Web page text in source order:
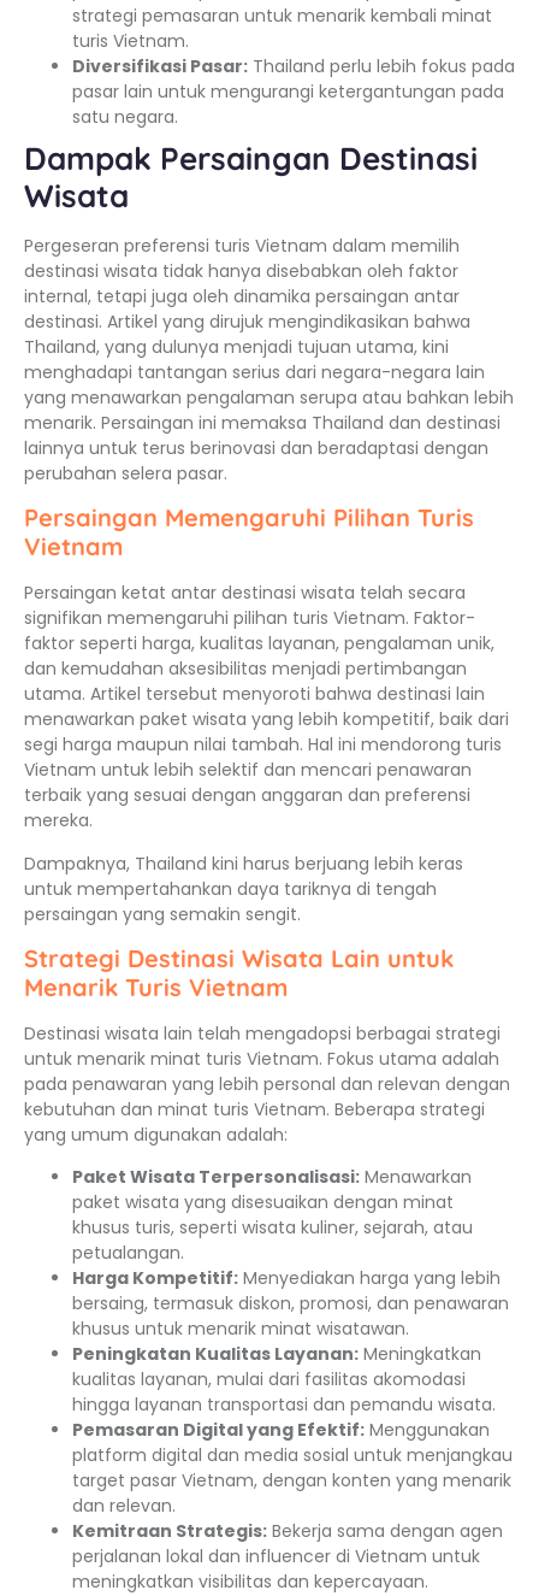
strategi pemasaran untuk menarik kembali minat
turis Vietnam.
Diversifikasi Pasar: Thailand perlu lebih fokus pada
pasar lain untuk mengurangi ketergantungan pada
satu negara.
Dampak Persaingan Destinasi
Wisata
Pergeseran preferensi turis Vietnam dalam memilih
destinasi wisata tidak hanya disebabkan oleh faktor
internal, tetapi juga oleh dinamika persaingan antar
destinasi. Artikel yang dirujuk mengindikasikan bahwa
Thailand, yang dulunya menjadi tujuan utama, kini
menghadapi tantangan serius dari negara-negara lain
yang menawarkan pengalaman serupa atau bahkan lebih
menarik. Persaingan ini memaksa Thailand dan destinasi
lainnya untuk terus berinovasi dan beradaptasi dengan
perubahan selera pasar.
Persaingan Memengaruhi Pilihan Turis
Vietnam
Persaingan ketat antar destinasi wisata telah secara
signifikan memengaruhi pilihan turis Vietnam. Faktor-
faktor seperti harga, kualitas layanan, pengalaman unik,
dan kemudahan aksesibilitas menjadi pertimbangan
utama. Artikel tersebut menyoroti bahwa destinasi lain
menawarkan paket wisata yang lebih kompetitif, baik dari
segi harga maupun nilai tambah. Hal ini mendorong turis
Vietnam untuk lebih selektif dan mencari penawaran
terbaik yang sesuai dengan anggaran dan preferensi
mereka.
Dampaknya, Thailand kini harus berjuang lebih keras
untuk mempertahankan daya tariknya di tengah
persaingan yang semakin sengit.
Strategi Destinasi Wisata Lain untuk
Menarik Turis Vietnam
Destinasi wisata lain telah mengadopsi berbagai strategi
untuk menarik minat turis Vietnam. Fokus utama adalah
pada penawaran yang lebih personal dan relevan dengan
kebutuhan dan minat turis Vietnam. Beberapa strategi
yang umum digunakan adalah:
Paket Wisata Terpersonalisasi: Menawarkan
paket wisata yang disesuaikan dengan minat
khusus turis, seperti wisata kuliner, sejarah, atau
petualangan.
Harga Kompetitif: Menyediakan harga yang lebih
bersaing, termasuk diskon, promosi, dan penawaran
khusus untuk menarik minat wisatawan.
Peningkatan Kualitas Layanan: Meningkatkan
kualitas layanan, mulai dari fasilitas akomodasi
hingga layanan transportasi dan pemandu wisata.
Pemasaran Digital yang Efektif: Menggunakan
platform digital dan media sosial untuk menjangkau
target pasar Vietnam, dengan konten yang menarik
dan relevan.
Kemitraan Strategis: Bekerja sama dengan agen
perjalanan lokal dan influencer di Vietnam untuk
meningkatkan visibilitas dan kepercayaan.